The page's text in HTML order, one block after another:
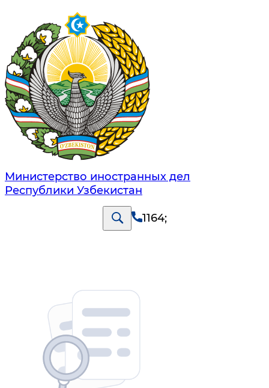
Министерство иностранных дел
Республики Узбекистан
1164;